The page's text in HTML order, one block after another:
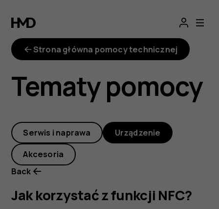
Jak
korzystać
z
funkcji
NFC?
Strona główna pomocy technicznej
Tematy pomocy
Serwis i naprawa Urządzenie
Akcesoria
Back
Jak korzystać z funkcji NFC?